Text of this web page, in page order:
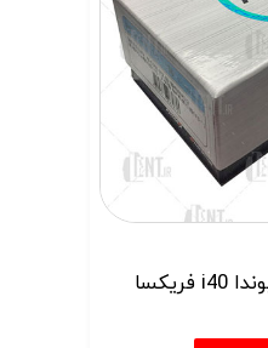
لنت ترمز عقب هیوندا i40 فریکسا